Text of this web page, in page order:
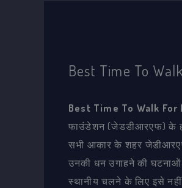
Best Time To
Best Time To Walk
फाउंडेशन (जेडडीआरएफ) के
सभी आकार के शहर जेडीआरएफ
उनकी धन उगाहने की घटनाओं
स्थानीय चलने के लिए इसे